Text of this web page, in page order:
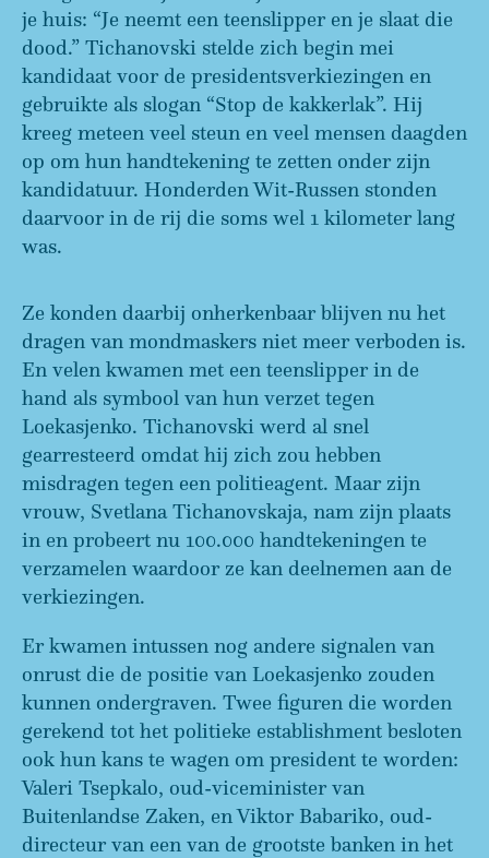
je huis: “Je neemt een teenslipper en je slaat die
dood.” Tichanovski stelde zich begin mei
kandidaat voor de presidentsverkiezingen en
gebruikte als slogan “Stop de kakkerlak”. Hij
kreeg meteen veel steun en veel mensen daagden
op om hun handtekening te zetten onder zijn
kandidatuur. Honderden Wit-Russen stonden
daarvoor in de rij die soms wel 1 kilometer lang
was.
Ze konden daarbij onherkenbaar blijven nu het
dragen van mondmaskers niet meer verboden is.
En velen kwamen met een teenslipper in de
hand als symbool van hun verzet tegen
Loekasjenko. Tichanovski werd al snel
gearresteerd omdat hij zich zou hebben
misdragen tegen een politieagent. Maar zijn
vrouw, Svetlana Tichanovskaja, nam zijn plaats
in en probeert nu 100.000 handtekeningen te
verzamelen waardoor ze kan deelnemen aan de
verkiezingen.
Er kwamen intussen nog andere signalen van
onrust die de positie van Loekasjenko zouden
kunnen ondergraven. Twee figuren die worden
gerekend tot het politieke establishment besloten
ook hun kans te wagen om president te worden:
Valeri Tsepkalo, oud-viceminister van
Buitenlandse Zaken, en Viktor Babariko, oud-
directeur van een van de grootste banken in het